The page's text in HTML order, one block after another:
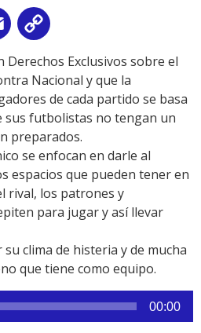
Email
Link
Derechos Exclusivos sobre el
Nacional y que la
de cada partido se basa
sus futbolistas no tengan un
preparados.
se enfocan en darle al
espacios que pueden tener en
rival, los patrones y
para jugar y así llevar
clima de histeria y de mucha
que tiene como equipo.
00:00